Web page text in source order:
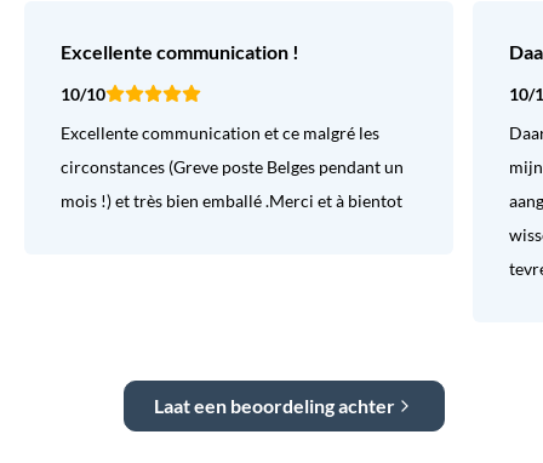
Excellente communication !
10/10
Excellente communication et ce malgré les
circonstances (Greve poste Belges pendant un
mois !) et très bien emballé .Merci et à bientot
10/
Laat een beoordeling achter